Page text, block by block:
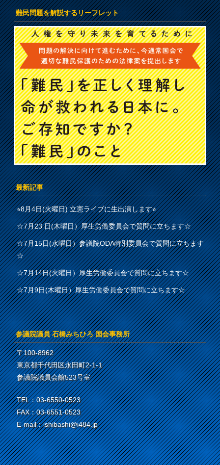
難民問題を解説するリーフレット
最新記事
⭐︎8月4日(火曜日) 立憲ライブに生出演します⭐︎
☆7月23 日(木曜日）厚生労働委員会で質問に立ちます☆
☆7月15日(水曜日）参議院ODA特別委員会で質問に立ちます
☆
☆7月14日(火曜日）厚生労働委員会で質問に立ちます☆
☆7月9日(木曜日）厚生労働委員会で質問に立ちます☆
参議院議員 石橋みちひろ 国会事務所
〒100-8962
東京都千代田区永田町2-1-1
参議院議員会館523号室
TEL：03-6550-0523
FAX：03-6551-0523
E-mail：ishibashi@i484.jp